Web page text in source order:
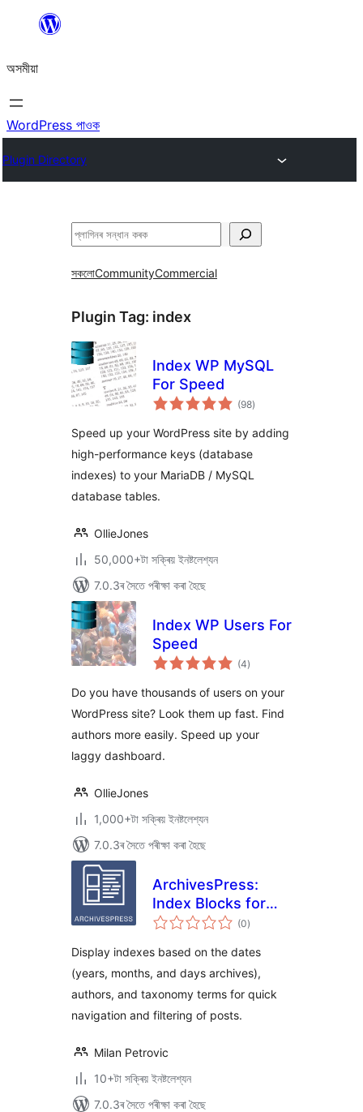
বিষয়বস্তুলৈ
যাওক
অসমীয়া
WordPress পাওক
Plugin Directory
সন্ধান
সকলোCommunityCommercial
Plugin Tag: index
Index WP MySQL
For Speed
(98টা
মুঠ)
Speed up your WordPress site by adding
high-performance keys (database
indexes) to your MariaDB / MySQL
database tables.
OllieJones
50,000+টা সক্ৰিয় ইনষ্টলেশ্যন
7.0.3ৰ সৈতে পৰীক্ষা কৰা হৈছে
Index WP Users For
Speed
(4টা
মুঠ)
Do you have thousands of users on your
WordPress site? Look them up fast. Find
authors more easily. Speed up your
laggy dashboard.
OllieJones
1,000+টা সক্ৰিয় ইনষ্টলেশ্যন
7.0.3ৰ সৈতে পৰীক্ষা কৰা হৈছে
ArchivesPress:
Index Blocks for
WordPress
(0টা
মুঠ)
Display indexes based on the dates
(years, months, and days archives),
authors, and taxonomy terms for quick
navigation and filtering of posts.
Milan Petrovic
10+টা সক্ৰিয় ইনষ্টলেশ্যন
7.0.3ৰ সৈতে পৰীক্ষা কৰা হৈছে